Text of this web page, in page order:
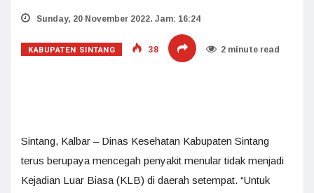
Sunday, 20 November 2022. Jam: 16:24
KABUPATEN SINTANG 38 2 minute read
Sintang, Kalbar – Dinas Kesehatan Kabupaten Sintang
terus berupaya mencegah penyakit menular tidak menjadi
Kejadian Luar Biasa (KLB) di daerah setempat. “Untuk